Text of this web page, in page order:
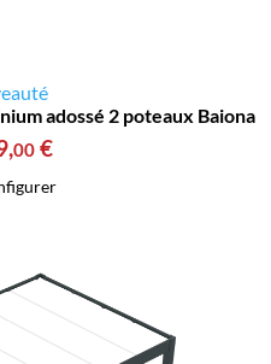
adossé 2 poteaux Baiona
,00 €